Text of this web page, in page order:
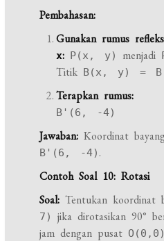
Pembahasan:
Gunakan rumus
x: P(x, y) menjadi
Titik B(x, y) =
Terapkan rumus:
B'(6, -4)
Jawaban: Koordinat
B'(6, -4) .
Contoh Soal 10: Rotasi
Soal: Tentukan koordinat
7)
jika dirotasikan 90°
jam dengan pusat O(0,0)